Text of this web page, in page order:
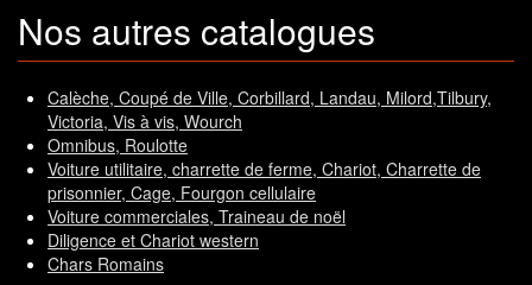
Nos autres catalogues
Calèche, Coupé de Ville, Corbillard, Landau, Milord,Tilbury,
Victoria, Vis à vis, Wourch
Omnibus, Roulotte
Voiture utilitaire, charrette de ferme, Chariot, Charrette de
prisonnier, Cage, Fourgon cellulaire
Voiture commerciales, Traineau de noël
Diligence et Chariot western
Chars Romains